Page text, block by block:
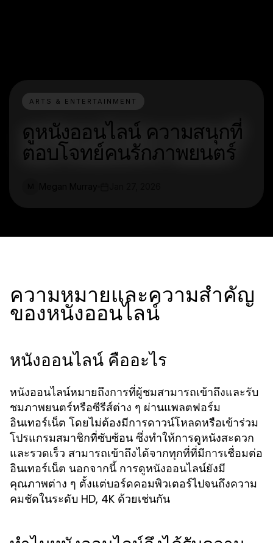
ARTS & ENTERTAINMENT
ดูหนังออนไลน์ ความสนุกที่
ตอบโจทย์คนรักภาพยนตร์
ความหมายและความสำคัญ
ของหนังออนไลน์
หนังออนไลน์ คืออะไร
หนังออนไลน์หมายถึงการที่ผู้ชมสามารถเข้าถึงและรับ
ชมภาพยนตร์หรือซีรีส์ต่าง ๆ ผ่านแพลตฟอร์ม
อินเทอร์เน็ต โดยไม่ต้องมีการดาวน์โหลดหรือเข้าร่วม
โปรแกรมสมาชิกที่ซับซ้อน ซึ่งทำให้การดูหนังสะดวก
และรวดเร็ว สามารถเข้าถึงได้จากทุกที่ที่มีการเชื่อมต่อ
อินเทอร์เน็ต นอกจากนี้ การดูหนังออนไลน์ยังมี
คุณภาพต่าง ๆ ตั้งแต่บอร์ดคอมพิวเตอร์ไปจนถึงความ
คมชัดในระดับ HD, 4K ด้วยเช่นกัน